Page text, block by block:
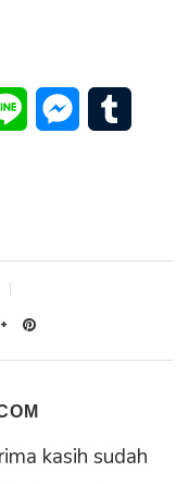
Line Messenger
kasih sudah